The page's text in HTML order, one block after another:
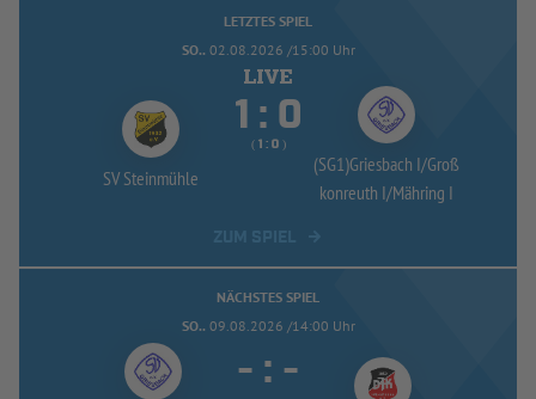
LETZTES SPIEL
SO.. 02.08.2026 /15:00 Uhr
SV Steinmühle
 : 
(  :  )
(SG1)Griesbach I/Groß
konreuth I/Mähring I
NÄCHSTES SPIEL
SO.. 09.08.2026 /14:00 Uhr
- : -